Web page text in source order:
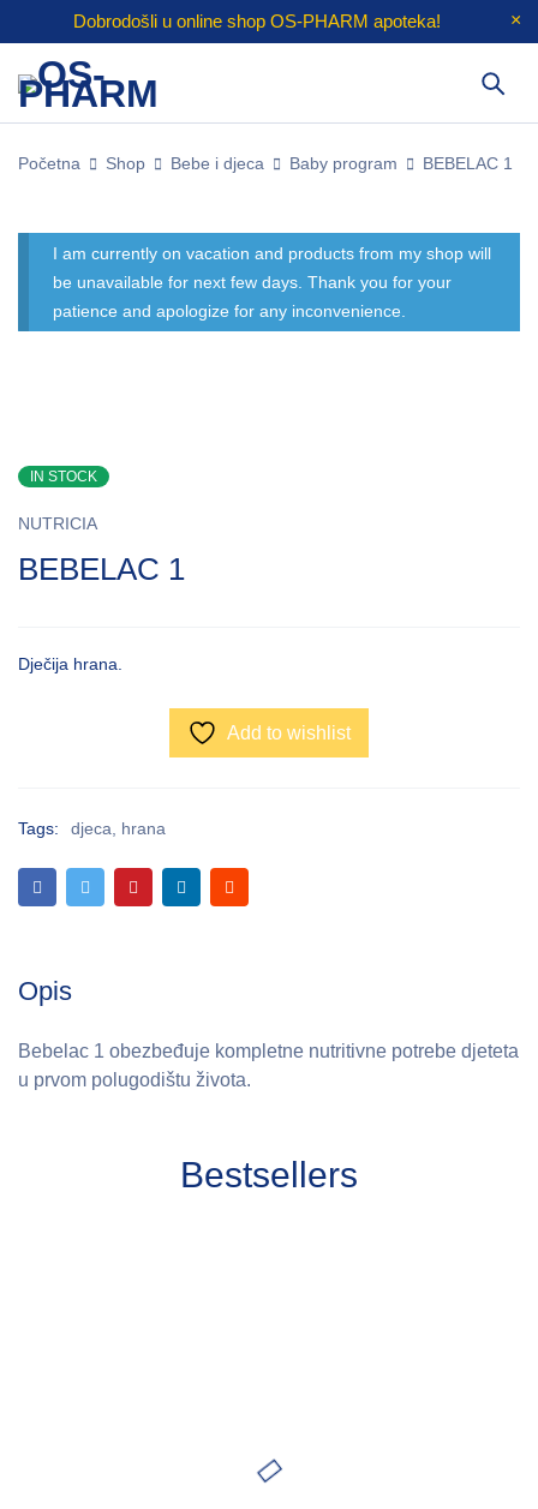
Dobrodošli u online shop OS-PHARM apoteka!
Početna Shop Bebe i djeca Baby program BEBELAC 1
I am currently on vacation and products from my shop will
be unavailable for next few days. Thank you for your
patience and apologize for any inconvenience.
IN STOCK
NUTRICIA
BEBELAC 1
Dječija hrana.
Add to wishlist
Tags: djeca, hrana
Opis
Bebelac 1 obezbeđuje kompletne nutritivne potrebe djeteta
u prvom polugodištu života.
Bestsellers